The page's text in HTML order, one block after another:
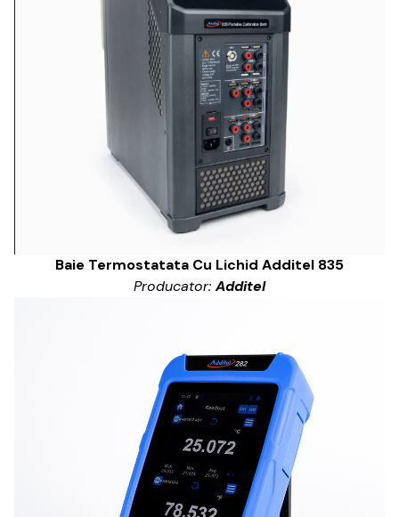
Baie Termostatata Cu Lichid Additel 835
Producator:Additel